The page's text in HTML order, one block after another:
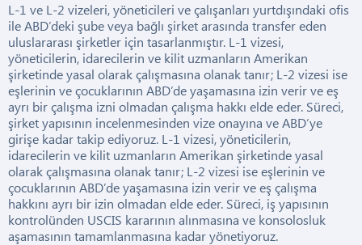
L-1 ve L-2 vizeleri, yöneticileri ve çalışanları yurtdışındaki ofis
ile ABD’deki şube veya bağlı şirket arasında transfer eden
uluslararası şirketler için tasarlanmıştır. L-1 vizesi,
yöneticilerin, idarecilerin ve kilit uzmanların Amerikan
şirketinde yasal olarak çalışmasına olanak tanır; L-2 vizesi ise
eşlerinin ve çocuklarının ABD’de yaşamasına izin verir ve eş
ayrı bir çalışma izni olmadan çalışma hakkı elde eder. Süreci,
şirket yapısının incelenmesinden vize onayına ve ABD’ye
girişe kadar takip ediyoruz. L-1 vizesi, yöneticilerin,
idarecilerin ve kilit uzmanların Amerikan şirketinde yasal
olarak çalışmasına olanak tanır; L-2 vizesi ise eşlerinin ve
çocuklarının ABD’de yaşamasına izin verir ve eş çalışma
hakkını ayrı bir izin olmadan elde eder. Süreci, iş yapısının
kontrolünden USCIS kararının alınmasına ve konsolosluk
aşamasının tamamlanmasına kadar yönetiyoruz.